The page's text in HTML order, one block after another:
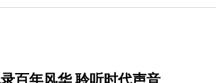
百年风华 聆听时代声音